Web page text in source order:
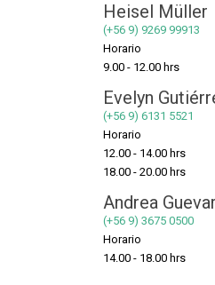
Heisel Müller
(+56 9) 9269 99913
Horario
9.00 - 12.00 hrs
Evelyn
(+56 9) 6131 5521
Horario
12.00 - 14.00 hrs
18.00 - 20.00 hrs
Andrea
(+56 9) 3675 0500
Horario
14.00 - 18.00 hrs